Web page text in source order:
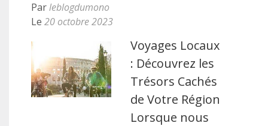
Parleblogdumono
Le 20 octobre 2023
Voyages Locaux
: Découvrez les
Trésors Cachés
de Votre Région
Lorsque nous